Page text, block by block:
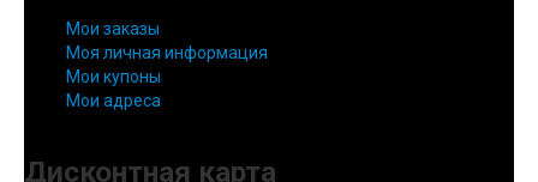
Мои заказы
Моя личная информация
Мои купоны
Мои адреса
Дисконтная карта